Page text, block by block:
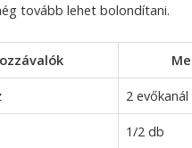
tovább lehet bolondítani.
2 evőkanál
1/2 db